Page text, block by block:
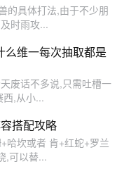
的具体打法,由于不少朋
时雨攻...
维一每次抽取都是
废话不多说,只需吐槽一
西,从小...
搭配攻略
哈坎或者 肯+红蛇+罗兰
,可以替...